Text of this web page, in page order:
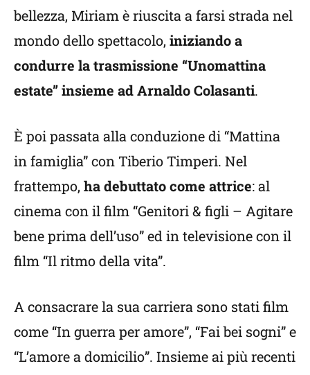
bellezza, Miriam è riuscita a farsi strada nel
mondo dello spettacolo, iniziando a
condurre la trasmissione “Unomattina
estate” insieme ad Arnaldo Colasanti.
È poi passata alla conduzione di “Mattina
in famiglia” con Tiberio Timperi. Nel
frattempo, ha debuttato come attrice: al
cinema con il film “Genitori & figli – Agitare
bene prima dell’uso” ed in televisione con il
film “Il ritmo della vita”.
A consacrare la sua carriera sono stati film
come “In guerra per amore”, “Fai bei sogni” e
“L’amore a domicilio”. Insieme ai più recenti